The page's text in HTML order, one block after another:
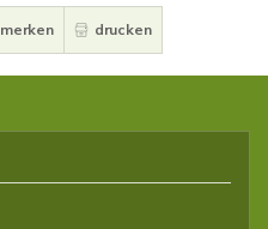
merken drucken